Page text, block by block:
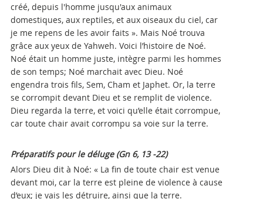
créé, depuis l'homme jusqu'aux animaux
domestiques, aux reptiles, et aux oiseaux du ciel, car
je me repens de les avoir faits ». Mais Noé trouva
grâce aux yeux de Yahweh. Voici l’histoire de Noé.
Noé était un homme juste, intègre parmi les hommes
de son temps; Noé marchait avec Dieu. Noé
engendra trois fils, Sem, Cham et Japhet. Or, la terre
se corrompit devant Dieu et se remplit de violence.
Dieu regarda la terre, et voici qu’elle était corrompue,
car toute chair avait corrompu sa voie sur la terre.
Préparatifs pour le déluge (Gn 6, 13 -22)
Alors Dieu dit à Noé: « La fin de toute chair est venue
devant moi, car la terre est pleine de violence à cause
d’eux; je vais les détruire, ainsi que la terre.